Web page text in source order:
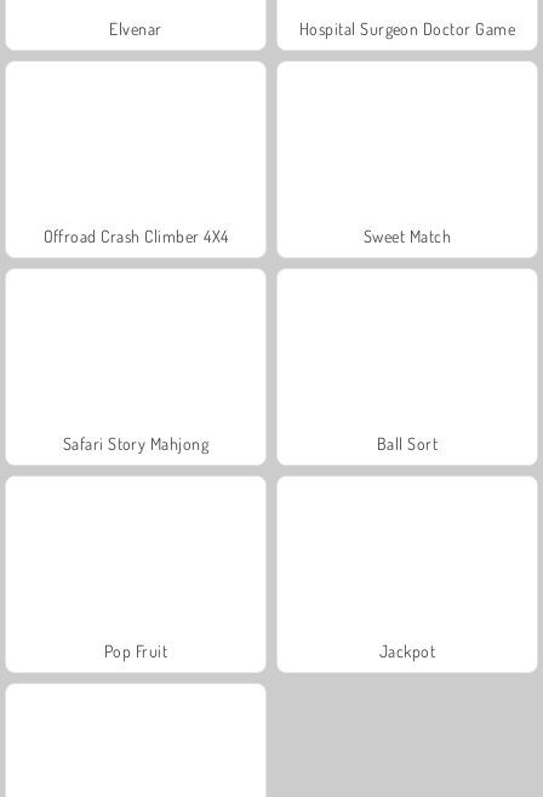
Elvenar Hospital Surgeon Doctor Game
Offroad Crash Climber 4X4 Sweet Match
Safari Story Mahjong Ball Sort
Pop Fruit Jackpot